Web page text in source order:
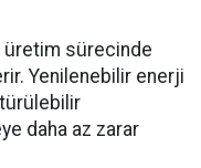
üretim sürecinde
Yenilenebilir enerji
daha az zarar